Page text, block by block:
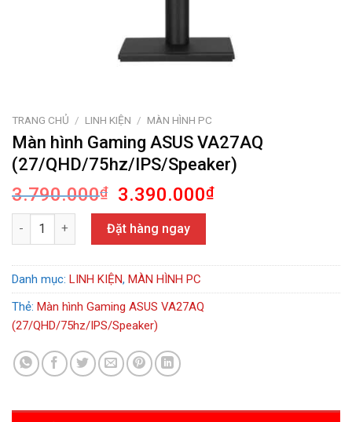
TRANG CHỦ / LINH KIỆN / MÀN HÌNH PC
Màn hình Gaming ASUS VA27AQ
(27/QHD/75hz/IPS/Speaker)
3.790.000₫
Giá
gốc
là:
3.790.000₫.
3.390.000₫Giá
3.390.000₫.
Màn hình Gaming ASUS VA27AQ (27/QHD/75hz/IPS/Speaker)
Đặt hàng ngay
Danh mục: LINH KIỆN, MÀN HÌNH PC
Thẻ: Màn hình Gaming ASUS VA27AQ
(27/QHD/75hz/IPS/Speaker)